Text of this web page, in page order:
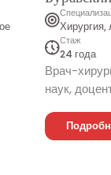
Хирургия,
Стаж
24 года
Врач-
наук,